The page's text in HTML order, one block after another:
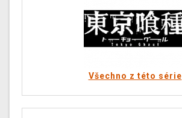
Všechno z této série